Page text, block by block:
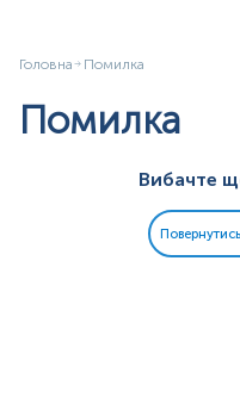
Головна Помилка
Помилка
Вибачте